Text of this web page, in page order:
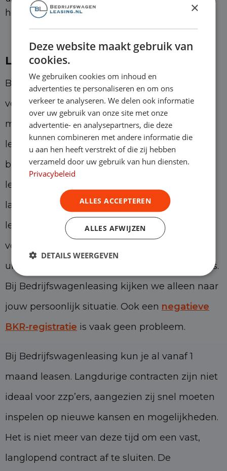
helpen we je graag verder.
Leasen voor zzp’ers
Bedrijfswagenleasing is dé zakelijke partner
voor de zzp’ers. Veel zzp’ers ondervinden
moeilijkheden bij het afsluiten van een
leasecontract. De traditionele en
bureaucratische werkwijze van de meeste
leasemaatschappijen maken het de zzp’er
lastig. Het afsluiten van een langlopend
leasecontract is niet zonder risico en daarom
volgt bij veel leasemaatschappijen een
uitgebreide kredietcheck. Wij doen het anders.
Bij Bedrijfswagenleasing kijken we alleen naar
jouw persoonlijk situatie. Ook een negatieve
BKR-registratie is vaak geen probleem.
Bij Bedrijfswagenleasing kun je al vanaf 1
maand leasen. Langdurige contracten zijn niet
ideaal voor zzp’ers, aangezien zij snel moeten
inspelen op nieuwe kansen en mogelijkheden.
Het is niet meer van deze tijd om een vast,
langlopend contract af te sluiten. De
×
Deze website maakt gebruik van
cookies.
We gebruiken cookies om inhoud en
advertenties te personaliseren en om ons
verkeer te analyseren. We delen ook informatie
over uw gebruik van onze site met onze
advertentie- en analysepartners, die deze
kunnen combineren met andere informatie die
u aan hen heeft verstrekt of die zij hebben
verzameld door uw gebruik van hun diensten.
Privacybeleid
ALLES ACCEPTEREN
ALLES AFWIJZEN
DETAILS WEERGEVEN